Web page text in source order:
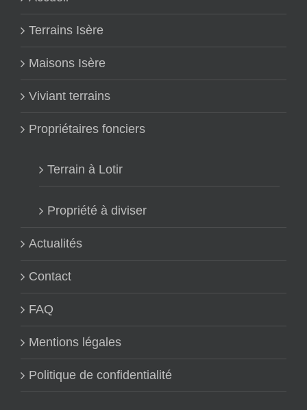
Terrains Isère
Maisons Isère
Viviant terrains
Propriétaires fonciers
Terrain à Lotir
Propriété à diviser
Actualités
Contact
FAQ
Mentions légales
Politique de confidentialité